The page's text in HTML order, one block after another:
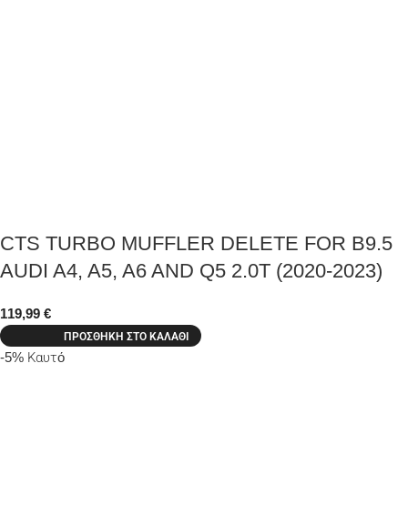
CTS TURBO MUFFLER DELETE FOR B9.5
AUDI A4, A5, A6 AND Q5 2.0T (2020-2023)
119,99 €
ΠΡΟΣΘΉΚΗ ΣΤΟ ΚΑΛΆΘΙ
-5% Καυτό